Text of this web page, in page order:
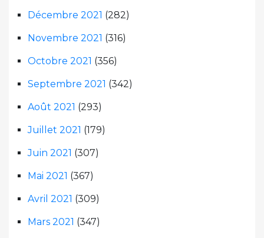
Décembre 2021 (282)
Novembre 2021 (316)
Octobre 2021 (356)
Septembre 2021 (342)
Août 2021 (293)
Juillet 2021 (179)
Juin 2021 (307)
Mai 2021 (367)
Avril 2021 (309)
Mars 2021 (347)